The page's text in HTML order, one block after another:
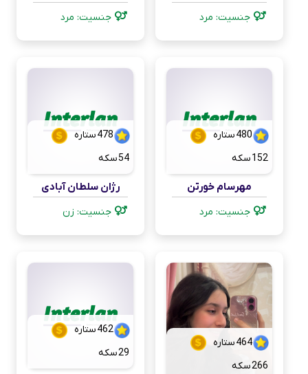
جنسیت: مرد جنسیت: مرد
480ستاره
152سکه
مهرسام خورتن
جنسیت: مرد
478ستاره
54سکه
رژان سلطان آبادی
جنسیت: زن
464ستاره
266سکه
462ستاره
29سکه